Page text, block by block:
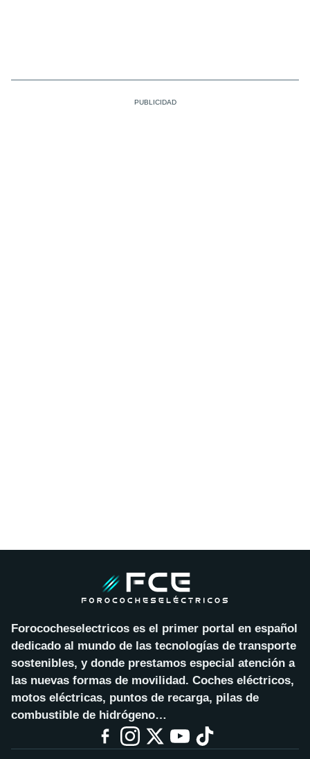
Forococheselectricos es el primer portal en español
dedicado al mundo de las tecnologías de transporte
sostenibles, y donde prestamos especial atención a
las nuevas formas de movilidad. Coches eléctricos,
motos eléctricas, puntos de recarga, pilas de
combustible de hidrógeno…